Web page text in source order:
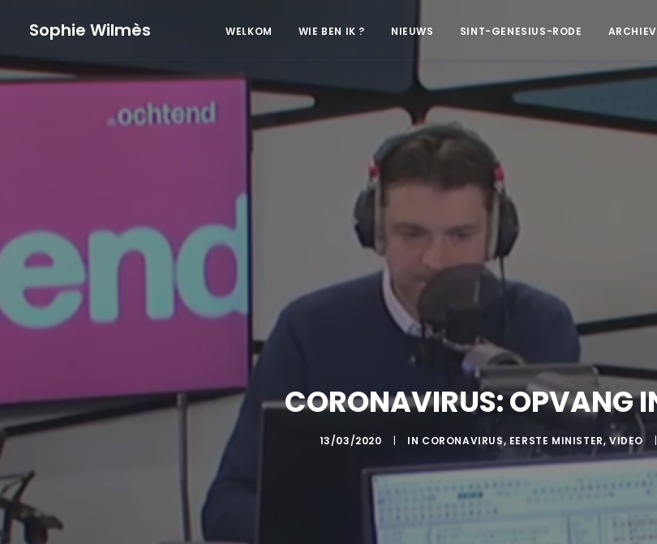
Sophie Wilmès WELKOM WIE BEN IK ? NIEUWS SINT-GENESIUS-RODE
CORONAVIRUS: OPVANG
13/03/2020 | IN CORONAVIRUS, EERSTE MINISTER,VIDEO |